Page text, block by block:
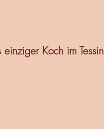
Koch im Tessin